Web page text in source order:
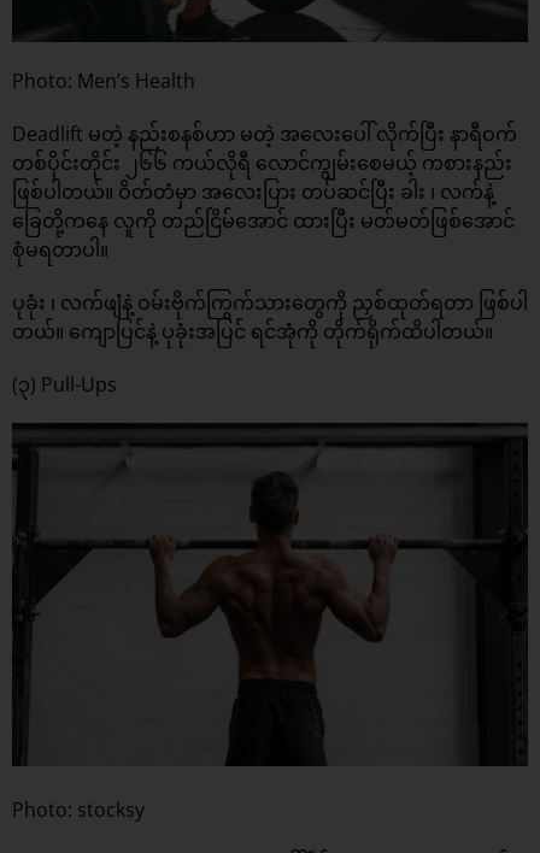
Photo: Men’s Health
Deadlift မတဲ့ နည်းစနစ်ဟာ မတဲ့ အလေးပေါ် လိုက်ပြီး နာရီဝက်
တစ်ပိုင်းတိုင်း ၂၆၆ ကယ်လိုရီ လောင်ကျွမ်းစေမယ့် ကစားနည်း
ဖြစ်ပါတယ်။ ဝိတ်တံမှာ အလေးပြား တပ်ဆင်ပြီး ခါး ၊ လက်နဲ့
ခြေတို့ကနေ လူကို တည်ငြိမ်အောင် ထားပြီး မတ်မတ်ဖြစ်အောင်
စုံမရတာပါ။
ပုခုံး ၊ လက်ဖျံနဲ့ ဝမ်းဗိုက်ကြွက်သားတွေကို ညှစ်ထုတ်ရတာ ဖြစ်ပါ
တယ်။ ကျောပြင်နဲ့ ပုခုံးအပြင် ရင်အုံကို တိုက်ရိုက်ထိပါတယ်။
(၃) Pull-Ups
Photo: stocksy